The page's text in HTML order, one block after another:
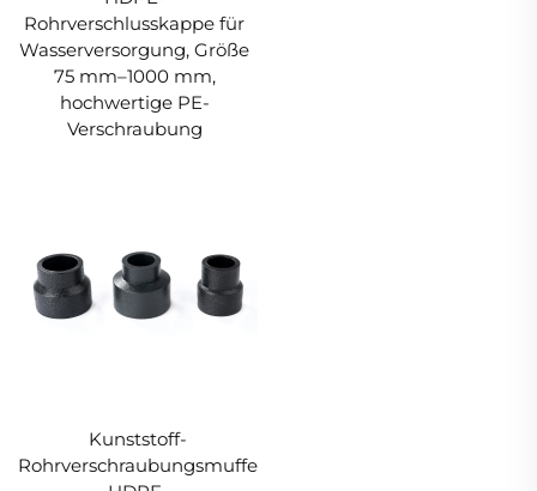
Rohrverschlusskappe für
Wasserversorgung, Größe
75 mm–1000 mm,
hochwertige PE-
Verschraubung
Kunststoff-
Rohrverschraubungsmuffe